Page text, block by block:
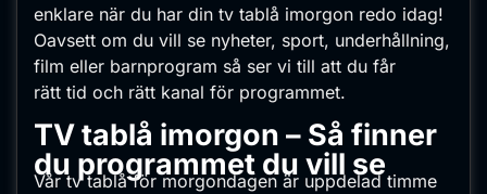
enklare när du har din tv tablå imorgon redo idag!
Oavsett om du vill se nyheter, sport, underhållning,
film eller barnprogram så ser vi till att du får
rätt tid och rätt kanal för programmet.
TV tablå imorgon – Så finner
du programmet du vill se
Vår tv tablå för morgondagen är uppdelad timme